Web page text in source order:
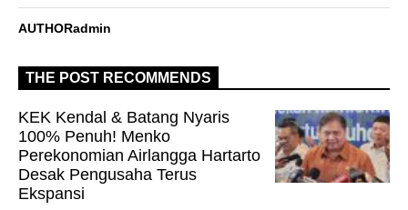
AUTHORadmin
THE POST RECOMMENDS
KEK Kendal & Batang Nyaris
100% Penuh! Menko
Perekonomian Airlangga Hartarto
Desak Pengusaha Terus
Ekspansi